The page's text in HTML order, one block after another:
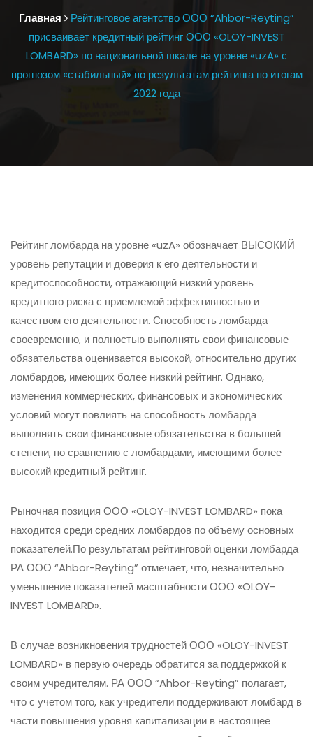
Главная
Рейтинговое агентство ООО “Ahbor-Reyting”
присваивает кредитный рейтинг ООО «OLOY-INVEST
LOMBARD» по национальной шкале на уровне «uzA» с
прогнозом «стабильный» по результатам рейтинга по итогам
2022 года
Рейтинг ломбарда на уровне «uzA» обозначает ВЫСОКИЙ
уровень репутации и доверия к его деятельности и
кредитоспособности, отражающий низкий уровень
кредитного риска с приемлемой эффективностью и
качеством его деятельности. Способность ломбарда
своевременно, и полностью выполнять свои финансовые
обязательства оценивается высокой, относительно других
ломбардов, имеющих более низкий рейтинг. Однако,
изменения коммерческих, финансовых и экономических
условий могут повлиять на способность ломбарда
выполнять свои финансовые обязательства в большей
степени, по сравнению с ломбардами, имеющими более
высокий кредитный рейтинг.
Рыночная позиция ООО «OLOY-INVEST LOMBARD» пока
находится среди средних ломбардов по объему основных
показателей.По результатам рейтинговой оценки ломбарда
РА ООО “Ahbor-Reyting” отмечает, что, незначительно
уменьшение показателей масштабности ООО «OLOY-
INVEST LOMBARD».
В случае возникновения трудностей ООО «OLOY-INVEST
LOMBARD» в первую очередь обратится за поддержкой к
своим учредителям. РА ООО “Ahbor-Reyting” полагает,
что с учетом того, как учредители поддерживают ломбард в
части повышения уровня капитализации в настоящее